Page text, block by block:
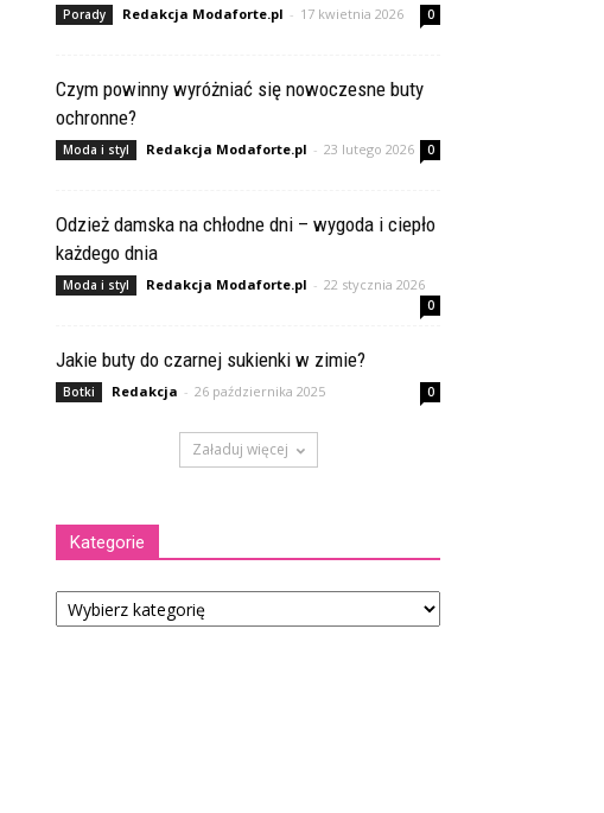
Porady Redakcja Modaforte.pl - 17 kwietnia 2026 0
Czym powinny wyróżniać się nowoczesne buty
ochronne?
Moda i styl Redakcja Modaforte.pl - 23 lutego 2026 0
Odzież damska na chłodne dni – wygoda i ciepło
każdego dnia
Moda i styl Redakcja Modaforte.pl - 22 stycznia 2026
0
Jakie buty do czarnej sukienki w zimie?
Botki Redakcja - 26 października 2025 0
Załaduj więcej
Kategorie
Kategorie